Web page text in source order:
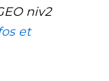
niv2
et